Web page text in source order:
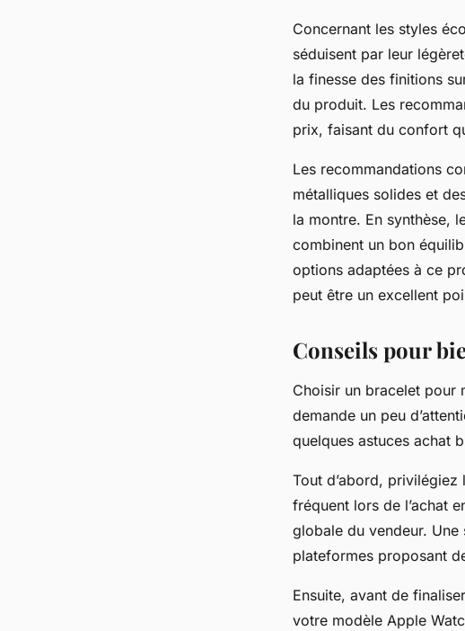
Concernant les styles
séduisent par leur
la finesse des finitions
du produit. Les
prix, faisant du confort
Les recommandations
métalliques solides et
la montre. En synthèse,
combinent un bon
options adaptées à ce
peut être un excellent
Conseils pour
Choisir un bracelet pour
demande un peu
quelques astuces achat
Tout d’abord,
fréquent lors de l’achat
globale du vendeur. Une
plateformes proposant
Ensuite, avant de
votre modèle Apple